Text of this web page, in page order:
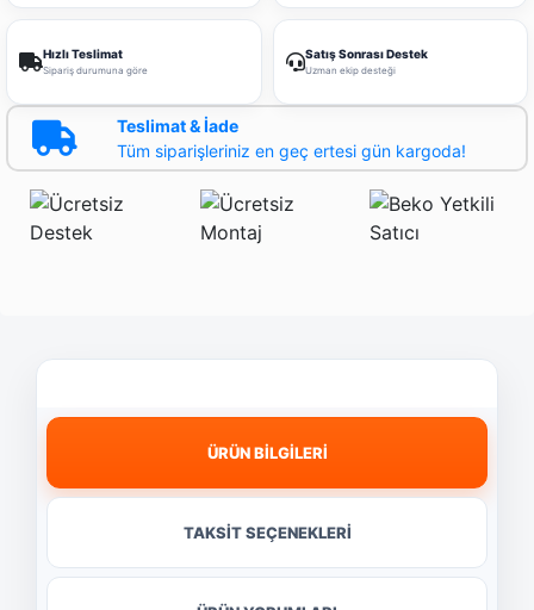
Hızlı Teslimat
Sipariş durumuna göre
Satış Sonrası Destek
Uzman ekip desteği
Teslimat & İade
Tüm siparişleriniz en geç ertesi gün kargoda!
ÜRÜN BİLGİLERİ
TAKSİT SEÇENEKLERİ